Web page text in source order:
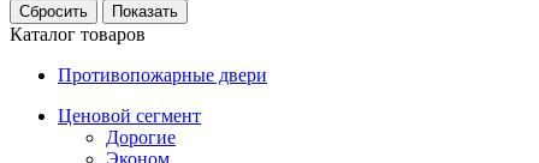
Каталог товаров
Противопожарные двери
Ценовой сегмент
Дорогие
Эконом